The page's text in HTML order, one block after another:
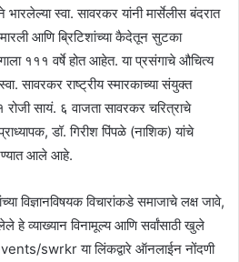
भारलेल्या स्वा. सावरकर यांनी मार्सेलीस बंदरात
मारली आणि ब्रिटिशांच्या कैदेतून सुटका
१११ वर्षे होत आहेत. या प्रसंगाचे औचित्य
सावरकर राष्ट्रीय स्मारकाच्या संयुक्त
सायं. ६ वाजता सावरकर चरित्राचे
डॉ. गिरीश पिंपळे (नाशिक) यांचे
आले आहे.
विज्ञानविषयक विचारांकडे समाजाचे लक्ष जावे,
हे व्याख्यान विनामूल्य आणि सर्वांसाठी खुले
swrkr या लिंकद्वारे ऑनलाईन नोंदणी